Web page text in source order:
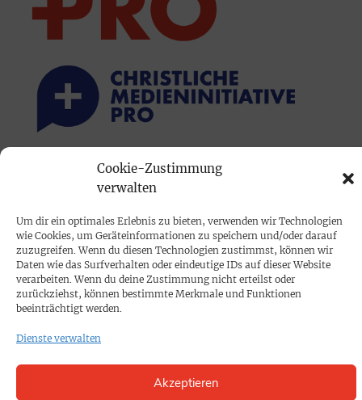
Cookie-Zustimmung
verwalten
Um dir ein optimales Erlebnis zu bieten, verwenden wir Technologien
wie Cookies, um Geräteinformationen zu speichern und/oder darauf
zuzugreifen. Wenn du diesen Technologien zustimmst, können wir
Daten wie das Surfverhalten oder eindeutige IDs auf dieser Website
verarbeiten. Wenn du deine Zustimmung nicht erteilst oder
zurückziehst, können bestimmte Merkmale und Funktionen
beeinträchtigt werden.
Dienste verwalten
Akzeptieren
PRINTAUSGABE
PROKOMPAKT
Impressum
SPENDEN
Datenschutz